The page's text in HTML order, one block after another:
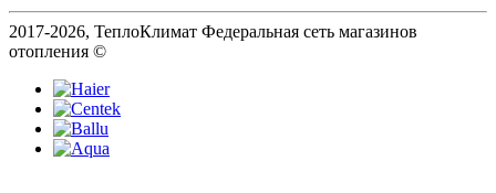
2017-2026, ТеплоКлимат Федеральная сеть магазинов
отопления ©